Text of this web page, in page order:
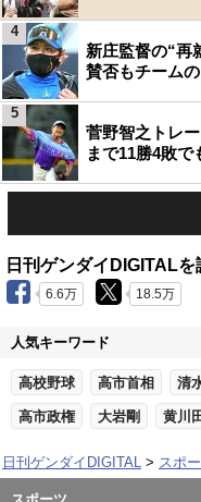
新庄監督の“再
賛否もチーム
4
菅野智之トレ
まで11勝4敗
5
日刊ゲンダイDIGITALを
6.6万 18.5万
人気キーワード
高校野球 高市首相 清
高市政権 大岩剛 黄川
日刊ゲンダイDIGITAL スポ